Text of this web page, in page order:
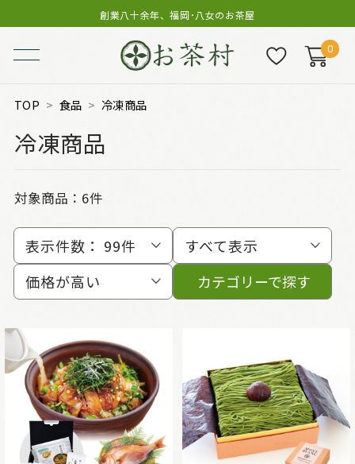
創業八十余年、福岡･八女のお茶屋
0
TOP 食品 冷凍商品
冷凍商品
対象商品： 6件
表示件数： 99件
すべて表示
価格が高い
カテゴリーで探す